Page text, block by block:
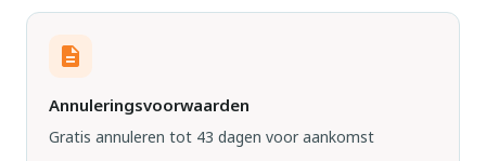
Annuleringsvoorwaarden
Gratis annuleren tot 43 dagen voor aankomst